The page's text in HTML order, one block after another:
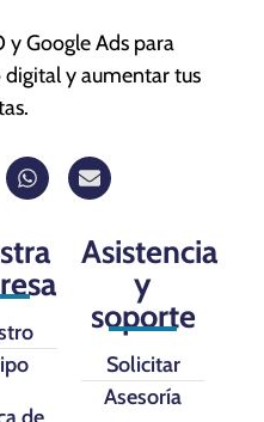
y Google Ads para
y aumentar tus
de
Asistencia
y
soporte
Solicitar
Asesoría